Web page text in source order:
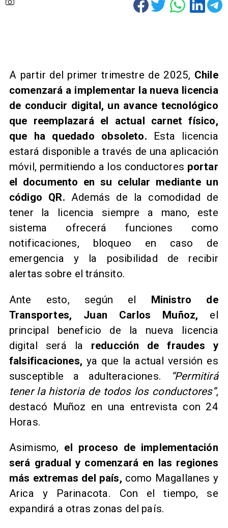
​A partir del primer trimestre de 2025, Chile
comenzará a implementar la nueva licencia
de conducir digital, un avance tecnológico
que reemplazará el actual carnet físico,
que ha quedado obsoleto. Esta licencia
estará disponible a través de una aplicación
móvil, permitiendo a los conductores portar
el documento en su celular mediante un
código QR. Además de la comodidad de
tener la licencia siempre a mano, este
sistema ofrecerá funciones como
notificaciones, bloqueo en caso de
emergencia y la posibilidad de recibir
alertas sobre el tránsito.
Ante esto, según el Ministro de
Transportes, Juan Carlos Muñoz, el
principal beneficio de la nueva licencia
digital será la reducción de fraudes y
falsificaciones, ya que la actual versión es
susceptible a adulteraciones. “Permitirá
tener la historia de todos los conductores”,
destacó Muñoz en una entrevista con 24
Horas.
Asimismo, el proceso de implementación
será gradual y comenzará en las regiones
más extremas del país, como Magallanes y
Arica y Parinacota. Con el tiempo, se
expandirá a otras zonas del país.